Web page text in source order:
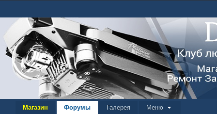
Магазин Форумы Галерея Меню